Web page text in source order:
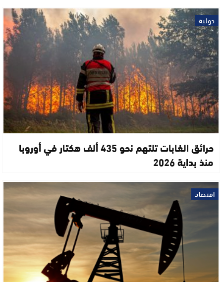
دولية
حرائق الغابات تلتهم نحو 435 ألف هكتار في أوروبا
منذ بداية 2026
اقتصاد